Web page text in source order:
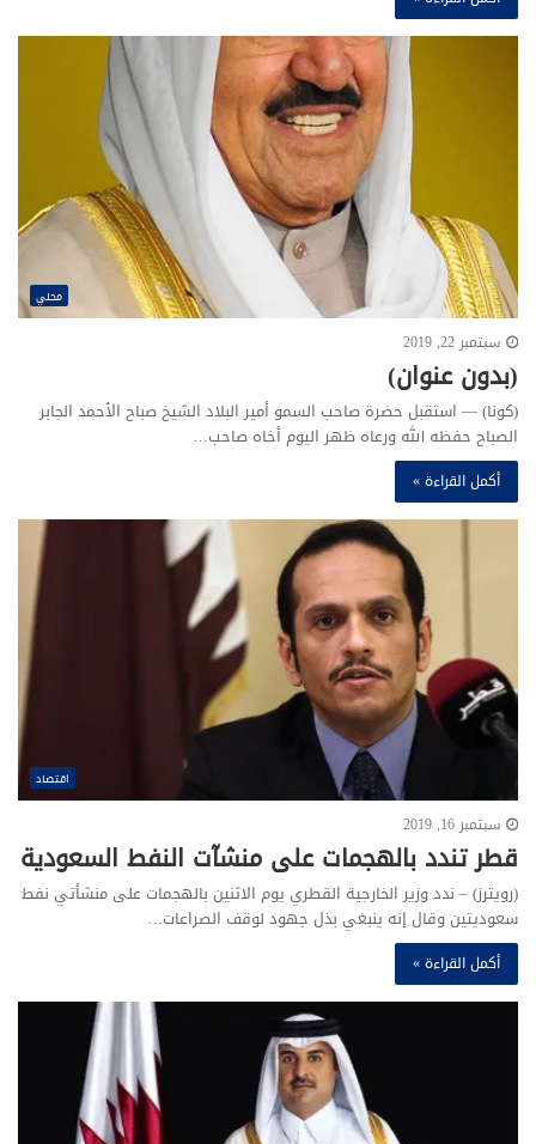
محلي
سبتمبر 22, 2019
(بدون عنوان)
(كونا) — استقبل حضرة صاحب السمو أمير البلاد الشيخ صباح الأحمد الجابر
الصباح حفظه الله ورعاه ظهر اليوم أخاه صاحب…
أكمل القراءة »
اقتصاد
سبتمبر 16, 2019
قطر تندد بالهجمات على منشآت النفط السعودية
(رويترز) – ندد وزير الخارجية القطري يوم الاثنين بالهجمات على منشأتي نفط
سعوديتين وقال إنه ينبغي بذل جهود لوقف الصراعات…
أكمل القراءة »